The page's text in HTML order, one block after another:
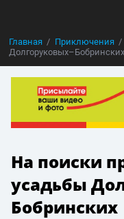
Главная Приключения
Долгоруковых–Бобринских
На поиски
усадьбы
Бобринских